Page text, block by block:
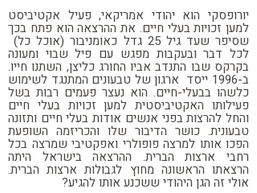
יורופסקי הוא יהודי אמריקאי, פעיל אקטיביסט
למען זכויות בעלי חיים. את ההרצאה הוא פתח בכך
שסיפר שעד גיל 25 גדל כאומניבור (אוכל כל)
לכל דבר ובעקבות מפגש עם פיל שבוי ומעונה
בקרקס שבו התנדב אביו החורג כליצן, השתנו חייו.
ב-1996 ייסד ארגון של טבעונים המתנגד לשימוש
כלשהו בבעלי-חיים. הוא נעצר פעמים רבות בשל
פעילותו האקטיביסטית למען זכויות בעלי חיים
והחל להרצות בפני אנשים אודות בעלי חיים ותזונה
טבעונית. כושר הדיבור שלו והכריזמה השופעת
הפכו אותו למרצה פופולרי ואפקטיבי שמרצה בכל
רחבי ארצות הברית. ההרצאה בישראל היתה
הרצאתו הראשונה מחוץ לגבולות ארצות הברית.
אולי זה הגן היהודי ששכנע אותו להגיע?